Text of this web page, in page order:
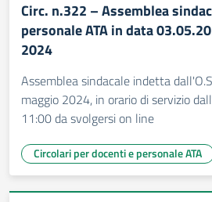
Circ. n.322 – Assemblea
personale ATA in data
2024
Assemblea sindacale indetta
maggio 2024, in orario di servizio
11:00 da svolgersi on line
Circolari per docenti e personale ATA